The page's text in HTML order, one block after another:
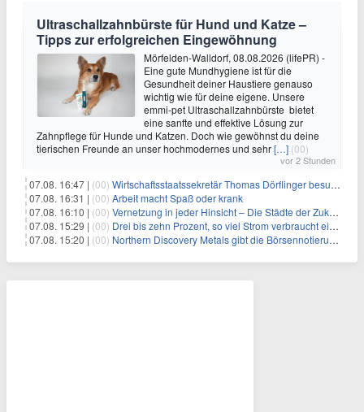
Ultraschallzahnbürste für Hund und Katze –
Tipps zur erfolgreichen Eingewöhnung
Mörfelden-Walldorf, 08.08.2026 (lifePR) -
Eine gute Mundhygiene ist für die
Gesundheit deiner Haustiere genauso
wichtig wie für deine eigene. Unsere
emmi-pet Ultraschallzahnbürste bietet
eine sanfte und effektive Lösung zur
Zahnpflege für Hunde und Katzen. Doch wie gewöhnst du deine
tierischen Freunde an unser hochmodernes und sehr[…] (00)
vor 2 Stunden
07.08. 16:47 | (00) Wirtschaftsstaatssekretär Thomas Dörflinger besucht Handwerksbetrieb im Kammerbezirk Freiburg
07.08. 16:31 | (00) Arbeit macht Spaß oder krank
07.08. 16:10 | (00) Vernetzung in jeder Hinsicht – Die Städte der Zukunft sind grün-blau
07.08. 15:29 | (00) Drei bis zehn Prozent, so viel Strom verbraucht ein Aufzug im Gebäude
07.08. 15:20 | (00) Northern Discovery Metals gibt die Börsennotierung an der Frankfurter Wertpapierbörse bekannt